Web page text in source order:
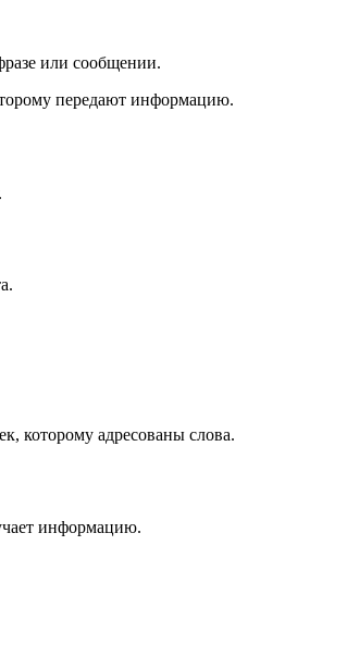
или сообщении.
передают информацию.
которому адресованы слова.
информацию.